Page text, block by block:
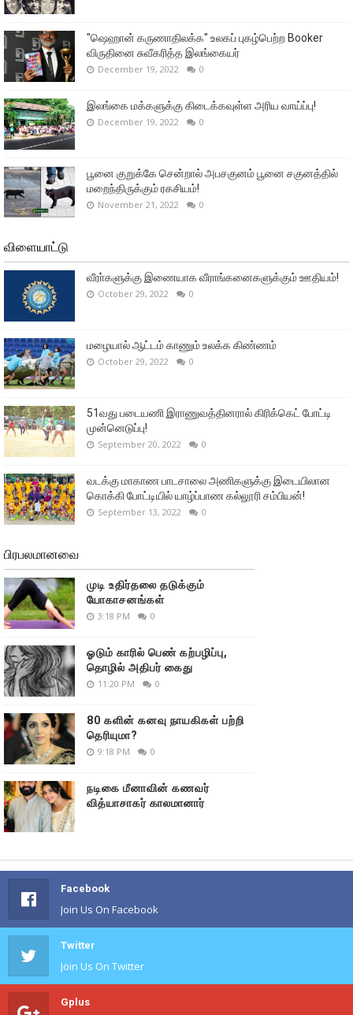
"ஷெஹான் கருணாதிலக்க" உலகப் புகழ்பெற்ற Booker
விருதினை சுவீகரித்த இலங்கையர்
December 19, 2022 0
இலங்கை மக்களுக்கு கிடைக்கவுள்ள அரிய வாய்ப்பு!
December 19, 2022 0
பூனை குறுக்கே சென்றால் அபசகுனம் பூனை சகுனத்தில்
மறைந்திருக்கும் ரகசியம்!
November 21, 2022 0
விளையாட்டு
வீரா்களுக்கு இணையாக வீராங்கனைகளுக்கும் ஊதியம்!
October 29, 2022 0
மழையால் ஆட்டம் காணும் உலக்க கிண்ணம்
October 29, 2022 0
51வது படையணி இராணுவத்தினரால் கிரிக்கெட் போட்டி
முன்னெடுப்பு!
September 20, 2022 0
வடக்கு மாகாண பாடசாலை அணிகளுக்கு இடையிலான
கொக்கி போட்டியில் யாழ்ப்பாண கல்லூரி சம்பியன்!
September 13, 2022 0
பிரபலமானவை
முடி உதிர்தலை தடுக்கும்
யோகாசனங்கள்
3:18 PM 0
ஓடும் காரில் பெண் கற்பழிப்பு,
தொழில் அதிபர் கைது
11:20 PM 0
80 களின் கனவு நாயகிகள் பற்றி
தெரியுமா?
9:18 PM 0
நடிகை மீனாவின் கணவர்
வித்யாசாகர் காலமானார்
Facebook
Join Us On Facebook
Twitter
Join Us On Twitter
Gplus